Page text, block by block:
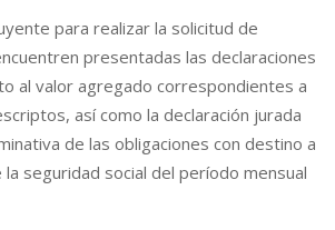
para realizar la solicitud de
presentadas las declaraciones
al valor agregado correspondientes a
así como la declaración jurada
de las obligaciones con destino a
seguridad social del período mensual